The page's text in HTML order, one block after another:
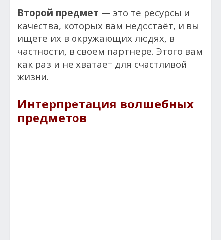
Второй предмет — это те ресурсы и
качества, которых вам недостаёт, и вы
ищете их в окружающих людях, в
частности, в своем партнере. Этого вам
как раз и не хватает для счастливой
жизни.
Интерпретация волшебных
предметов